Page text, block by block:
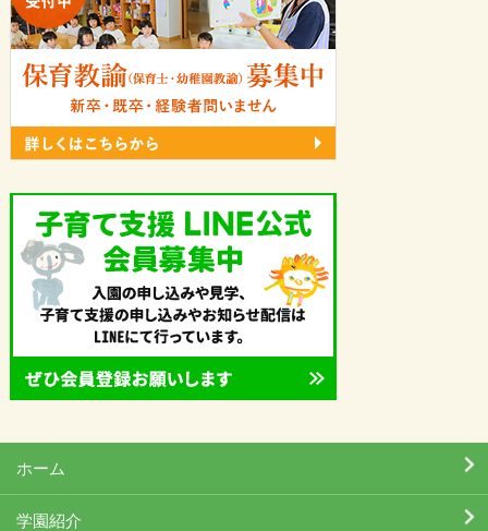
ホーム
学園紹介